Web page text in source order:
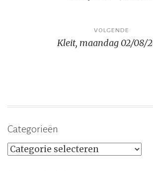
VOLGENDE
Kleit, maandag 02/08/
Categorieën
Categorieën